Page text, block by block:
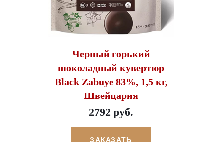
Черный горький
шоколадный кувертюр
Black Zabuye 83%, 1,5 кг,
Швейцария
2792 руб.
ЗАКАЗАТЬ